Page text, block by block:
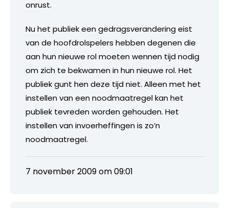
onrust.
Nu het publiek een gedragsverandering eist
van de hoofdrolspelers hebben degenen die
aan hun nieuwe rol moeten wennen tijd nodig
om zich te bekwamen in hun nieuwe rol. Het
publiek gunt hen deze tijd niet. Alleen met het
instellen van een noodmaatregel kan het
publiek tevreden worden gehouden. Het
instellen van invoerheffingen is zo’n
noodmaatregel.
7 november 2009 om 09:01